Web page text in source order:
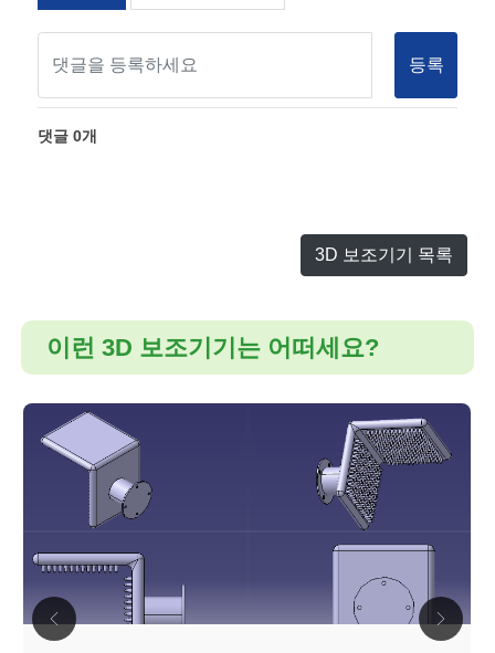
등록
댓글0개
3D 보조기기 목록
이런 3D 보조기기는 어떠세요?